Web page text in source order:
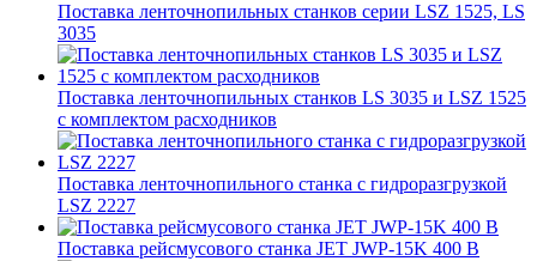
Поставка ленточнопильных станков серии LSZ 1525, LS
3035
Поставка ленточнопильных станков LS 3035 и LSZ 1525
с комплектом расходников
Поставка ленточнопильного станка c гидроразгрузкой
LSZ 2227
Поставка рейсмусового станка JET JWP-15K 400 В